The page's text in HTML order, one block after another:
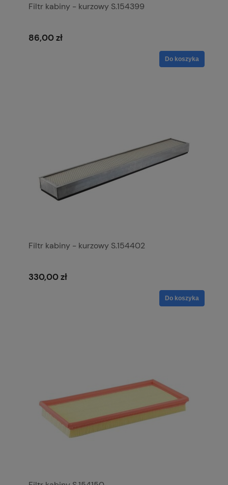
Filtr kabiny - kurzowy S.154399
86,00 zł
Do koszyka
Filtr kabiny - kurzowy S.154402
330,00 zł
Do koszyka